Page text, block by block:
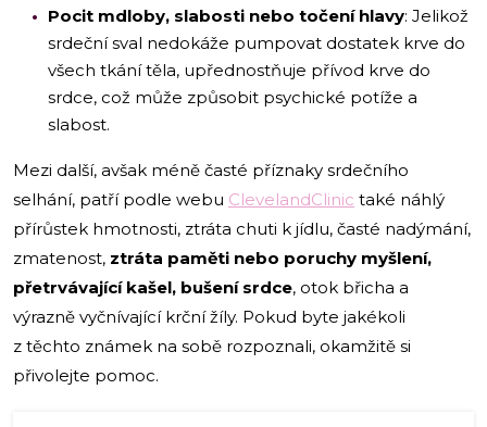
Pocit mdloby, slabosti nebo točení hlavy: Jelikož
srdeční sval nedokáže pumpovat dostatek krve do
všech tkání těla, upřednostňuje přívod krve do
srdce, což může způsobit psychické potíže a
slabost.
Mezi další, avšak méně časté příznaky srdečního
selhání, patří podle webu ClevelandClinic také náhlý
přírůstek hmotnosti, ztráta chuti k jídlu, časté nadýmání,
zmatenost, ztráta paměti nebo poruchy myšlení,
přetrvávající kašel, bušení srdce, otok břicha a
výrazně vyčnívající krční žíly. Pokud byte jakékoli
z těchto známek na sobě rozpoznali, okamžitě si
přivolejte pomoc.